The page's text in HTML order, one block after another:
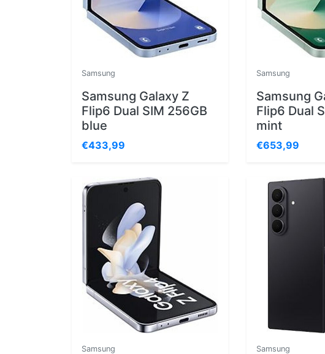
Samsung
Samsung Galaxy Z
Flip6 Dual SIM 256GB
blue
€433,99
Samsung
Samsung
Flip6 Dual
mint
€653,99
Samsung Samsung